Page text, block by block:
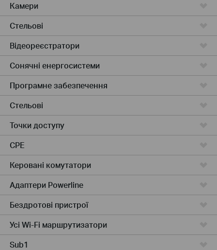
Камери
Стельові
Відеореєстратори
Сонячні енергосистеми
Програмне забезпечення
Стельові
Точки доступу
CPE
Керовані комутатори
Адаптери Powerline
Бездротові пристрої
Усі Wi-Fi маршрутизатори
Sub1